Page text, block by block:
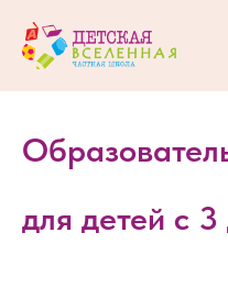
для детей с 3